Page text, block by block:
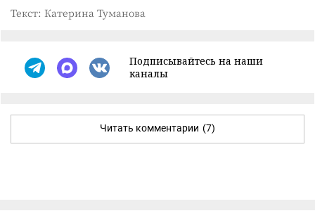
Текст: Катерина Туманова
Подписывайтесь на наши
каналы
Читать комментарии (7)